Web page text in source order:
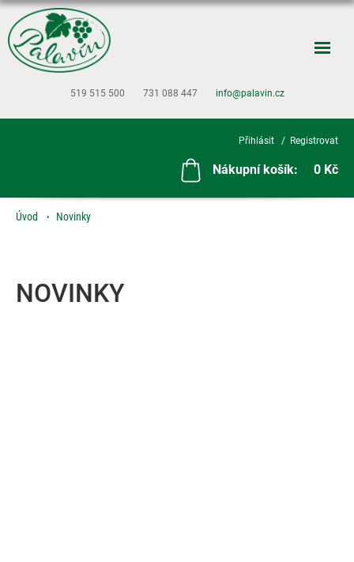
519 515 500 731 088 447 info@palavin.cz
Přihlásit Registrovat
Nákupní košík: 0 Kč
Úvod Novinky
NOVINKY